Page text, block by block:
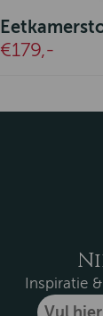
€179,-
Inspiratie